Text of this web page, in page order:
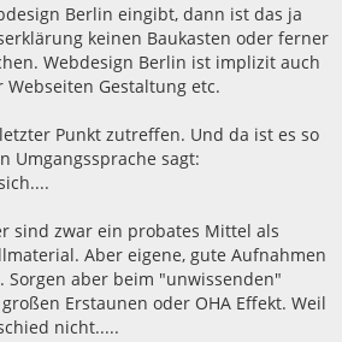
Berlin eingibt, dann ist das ja
keinen Baukasten oder ferner
Webdesign Berlin ist implizit auch
Gestaltung etc.
Punkt zutreffen. Und da ist es so
Umgangssprache sagt:
sind zwar ein probates Mittel als
Aber eigene, gute Aufnahmen
Sorgen aber beim "unwissenden"
Erstaunen oder OHA Effekt. Weil
nicht.....